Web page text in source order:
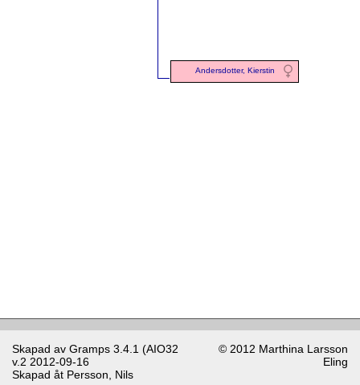
Andersdotter, Kierstin
Skapad av Gramps 3.4.1 (AIO32
v.2 2012-09-16
Skapad åt Persson, Nils
© 2012 Marthina Larsson
Eling